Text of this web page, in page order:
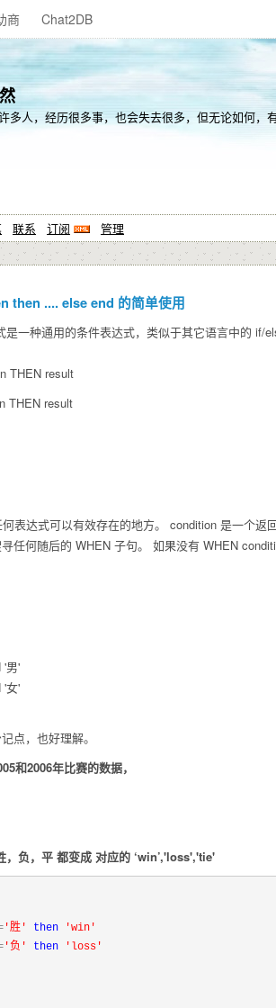
商 Chat2DB
多人，经历很多事，也会失去很多，但无论如何
联系 订阅 管理
then .... else end 的简单使用
一种通用的条件表达式，类似于其它语言中的 if/
THEN result
result
表达式可以有效存在的地方。 condition 是一个
任何随后的 WHEN 子句。 如果没有 WHEN
'
'
点，也好理解。
和2006年比赛的数据，
负，平 都变成 对应的 ‘win’,'loss','tie'
'胜 ' then 'win '
'负 ' then ' loss '